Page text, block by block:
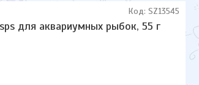
для аквариумных рыбок, 55 г
Код: SZ13545